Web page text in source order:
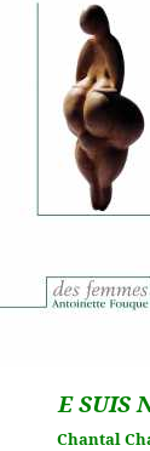
E SUIS
Chantal